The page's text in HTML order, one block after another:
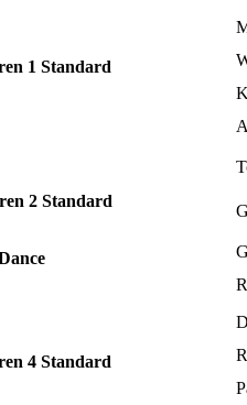
1 Standard
2 Standard
4 Standard